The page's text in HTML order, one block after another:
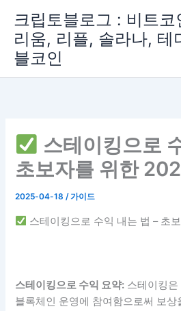
크립토블로그 : 비트코
리움, 리플, 솔라나, 테
블코인
스테이킹으로
초보자를 위한
2025-04-18/가이드
스테이킹으로 수익 내는 법 – 초
스테이킹으로 수익 요약: 스테이킹
블록체인 운영에 참여함으로써 보